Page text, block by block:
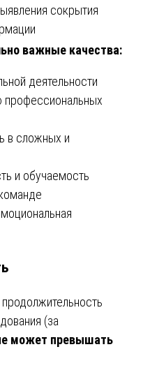
сокрытия
важные качества:
деятельности
профессиональных
в сложных и
и обучаемость
(за
может превышать